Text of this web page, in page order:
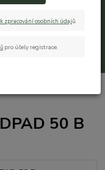
50 B
zpracování osobních údajů.
pro účely registrace.